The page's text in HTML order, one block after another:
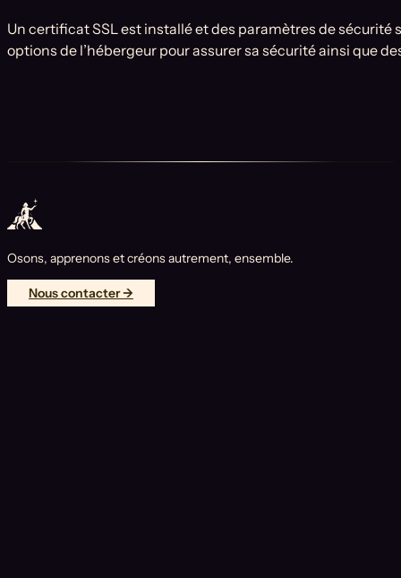
Un certificat SSL est installé et des paramètres de sécurité
options de l’hébergeur pour assurer sa sécurité ainsi que
Osons, apprenons et créons autrement, ensemble.
Nous contacter →